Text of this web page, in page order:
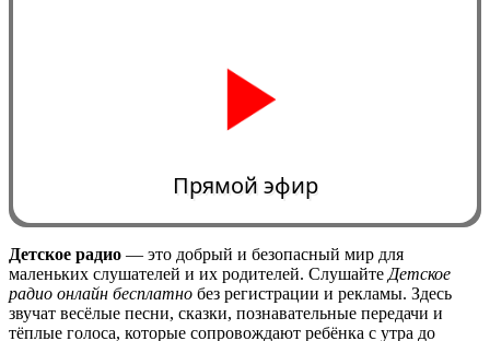
Прямой эфир
Детское радио — это добрый и безопасный мир для
маленьких слушателей и их родителей. Слушайте Детское
радио онлайн бесплатно без регистрации и рекламы. Здесь
звучат весёлые песни, сказки, познавательные передачи и
тёплые голоса, которые сопровождают ребёнка с утра до